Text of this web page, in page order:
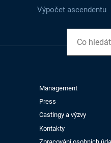
Výpočet ascendentu
Management
Press
Castingy a výzvy
Kontakty